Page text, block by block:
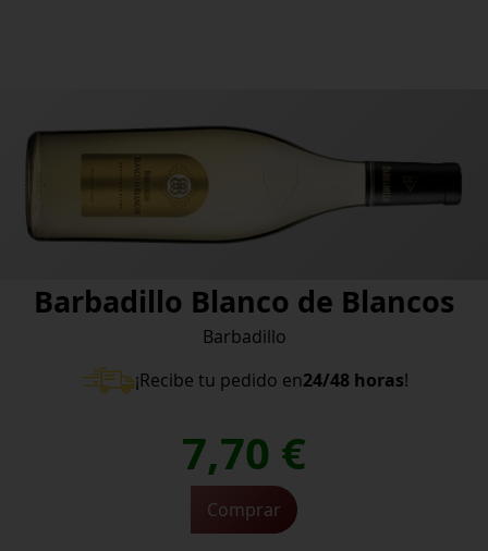
Barbadillo Blanco de Blancos
Barbadillo
¡Recibe tu pedido en24/48 horas!
7,70 €
Barbadillo
Comprar